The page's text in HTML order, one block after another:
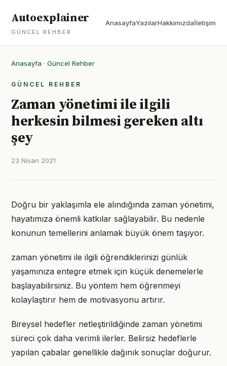
Autoexplainer
GÜNCEL REHBER
AnasayfaYazılarHakkımızdaİletişim
Anasayfa · Güncel Rehber
GÜNCEL REHBER
Zaman yönetimi ile ilgili
herkesin bilmesi gereken altı
şey
23 Nisan 2021
Doğru bir yaklaşımla ele alındığında zaman yönetimi,
hayatımıza önemli katkılar sağlayabilir. Bu nedenle
konunun temellerini anlamak büyük önem taşıyor.
zaman yönetimi ile ilgili öğrendiklerinizi günlük
yaşamınıza entegre etmek için küçük denemelerle
başlayabilirsiniz. Bu yöntem hem öğrenmeyi
kolaylaştırır hem de motivasyonu artırır.
Bireysel hedefler netleştirildiğinde zaman yönetimi
süreci çok daha verimli ilerler. Belirsiz hedeflerle
yapılan çabalar genellikle dağınık sonuçlar doğurur.